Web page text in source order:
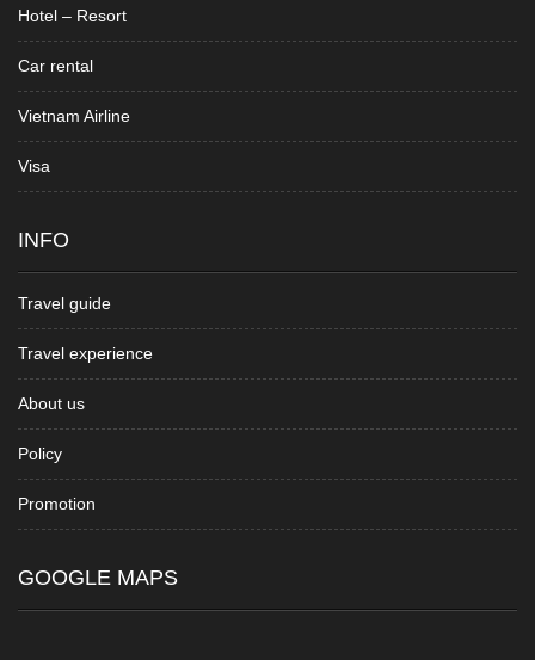
Hotel – Resort
Car rental
Vietnam Airline
Visa
INFO
Travel guide
Travel experience
About us
Policy
Promotion
GOOGLE MAPS